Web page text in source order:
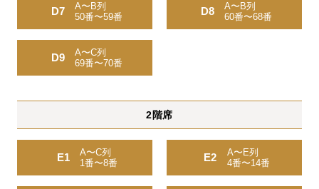
D7
A〜B列
50番〜59番
D8
A〜B列
60番〜68番
D9
A〜C列
69番〜70番
2階席
E1
A〜C列
1番〜8番
E2
A〜E列
4番〜14番